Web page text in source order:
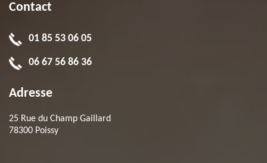
Contact
01 85 53 06 05
06 67 56 86 36
Adresse
25 Rue du Champ Gaillard
78300 Poissy